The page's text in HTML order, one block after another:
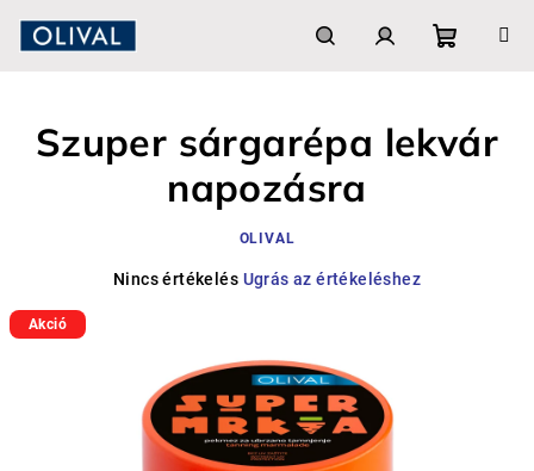
Szuper sárgarépa lekvár
napozásra
OLIVAL
A
csillag.
Nincs értékelés Ugrás az értékeléshez
Akció